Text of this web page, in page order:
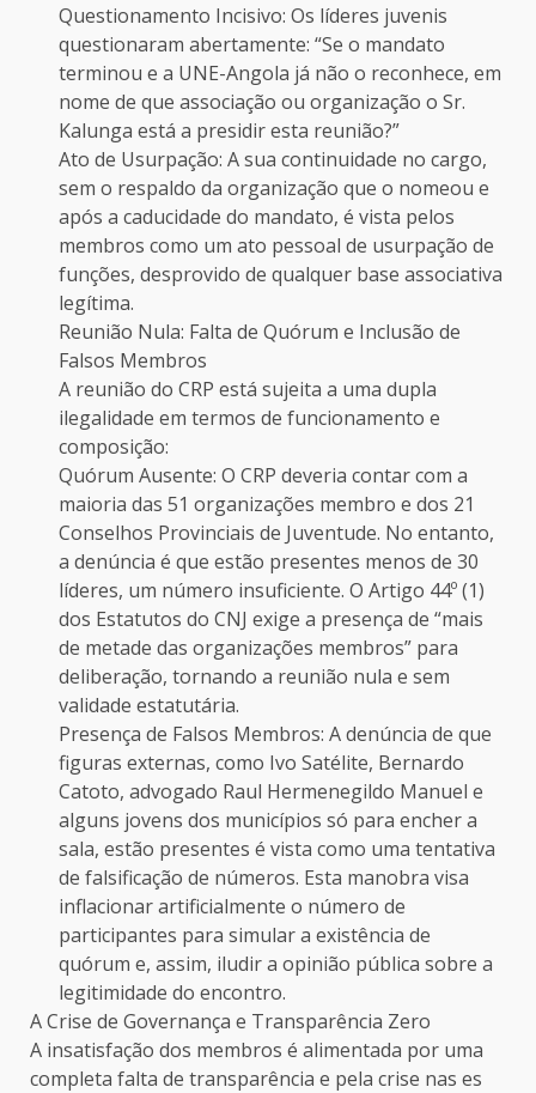
Questionamento Incisivo: Os líderes juvenis
questionaram abertamente: “Se o mandato
terminou e a UNE-Angola já não o reconhece, em
nome de que associação ou organização o Sr.
Kalunga está a presidir esta reunião?”
Ato de Usurpação: A sua continuidade no cargo,
sem o respaldo da organização que o nomeou e
após a caducidade do mandato, é vista pelos
membros como um ato pessoal de usurpação de
funções, desprovido de qualquer base associativa
legítima.
Reunião Nula: Falta de Quórum e Inclusão de
Falsos Membros
A reunião do CRP está sujeita a uma dupla
ilegalidade em termos de funcionamento e
composição:
Quórum Ausente: O CRP deveria contar com a
maioria das 51 organizações membro e dos 21
Conselhos Provinciais de Juventude. No entanto,
a denúncia é que estão presentes menos de 30
líderes, um número insuficiente. O Artigo 44º (1)
dos Estatutos do CNJ exige a presença de “mais
de metade das organizações membros” para
deliberação, tornando a reunião nula e sem
validade estatutária.
Presença de Falsos Membros: A denúncia de que
figuras externas, como Ivo Satélite, Bernardo
Catoto, advogado Raul Hermenegildo Manuel e
alguns jovens dos municípios só para encher a
sala, estão presentes é vista como uma tentativa
de falsificação de números. Esta manobra visa
inflacionar artificialmente o número de
participantes para simular a existência de
quórum e, assim, iludir a opinião pública sobre a
legitimidade do encontro.
A Crise de Governança e Transparência Zero
A insatisfação dos membros é alimentada por uma
completa falta de transparência e pela crise nas es